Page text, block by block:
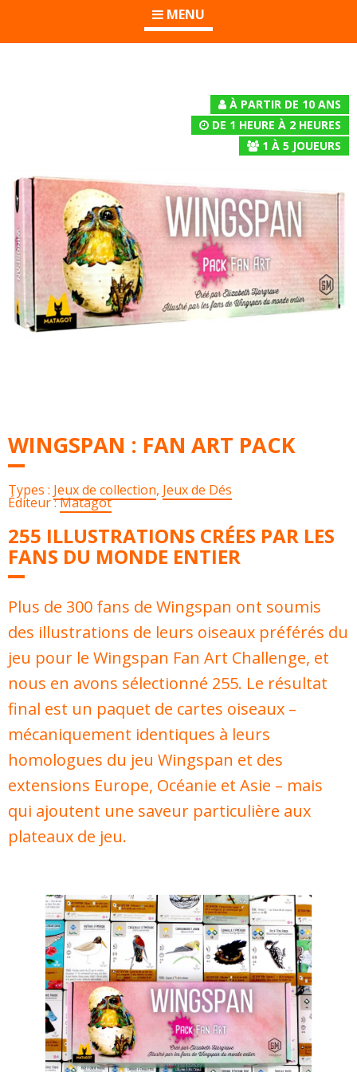
MENU
À PARTIR DE 10 ANS
DE 1 HEURE À 2 HEURES
1 À 5 JOUEURS
WINGSPAN : FAN ART PACK
Types : Jeux de collection, Jeux de Dés
Éditeur :Matagot
255 ILLUSTRATIONS CRÉES PAR LES
FANS DU MONDE ENTIER
Plus de 300 fans de Wingspan ont soumis
des illustrations de leurs oiseaux préférés du
jeu pour le Wingspan Fan Art Challenge, et
nous en avons sélectionné 255. Le résultat
final est un paquet de cartes oiseaux –
mécaniquement identiques à leurs
homologues du jeu Wingspan et des
extensions Europe, Océanie et Asie – mais
qui ajoutent une saveur particulière aux
plateaux de jeu.